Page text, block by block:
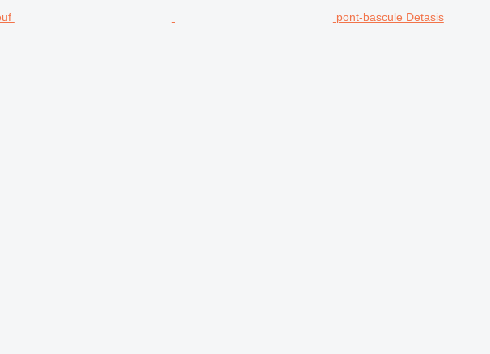
pont-bascule Detasis